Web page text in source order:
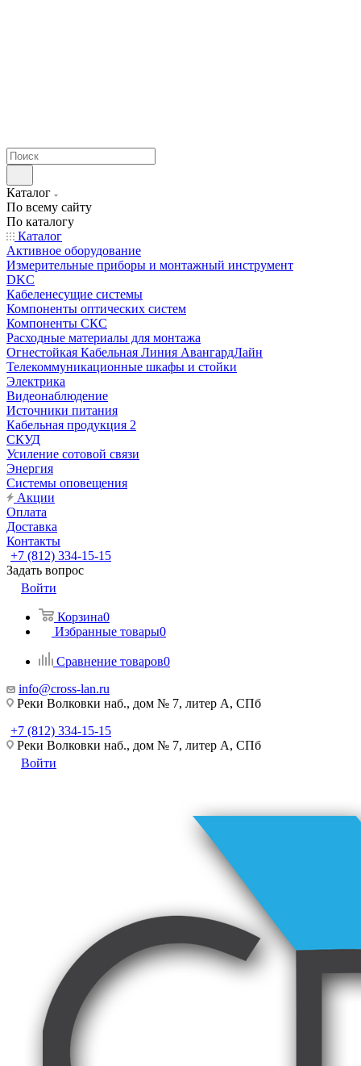
Каталог
По всему сайту
По каталогу
Каталог
Активное оборудование
Измерительные приборы и монтажный инструмент
DKC
Кабеленесущие системы
Компоненты оптических систем
Компоненты СКС
Расходные материалы для монтажа
Огнестойкая Кабельная Линия АвангардЛайн
Телекоммуникационные шкафы и стойки
Электрика
Видеонаблюдение
Источники питания
Кабельная продукция 2
СКУД
Усиление сотовой связи
Энергия
Системы оповещения
Акции
Оплата
Доставка
Контакты
+7 (812) 334-15-15
Задать вопрос
Войти
Корзина0
Избранные товары0
Сравнение товаров0
info@cross-lan.ru
Реки Волковки наб., дом № 7, литер А, СПб
+7 (812) 334-15-15
Реки Волковки наб., дом № 7, литер А, СПб
Войти